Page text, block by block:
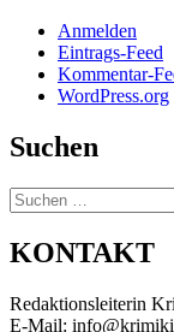
Anmelden
Eintrags-Feed
Kommentar-
WordPress.org
Suchen
Suchen
nach:
KONTAKT
Redaktionsleiterin
E-Mail: